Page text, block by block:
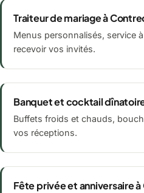
Traiteur de mariage à
Menus personnalisés, service
recevoir vos invités.
Banquet et cocktail
Buffets froids et chauds,
vos réceptions.
Fête privée et anniversaire